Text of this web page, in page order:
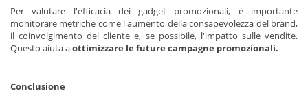
Per valutare l'efficacia dei gadget promozionali, è importante
monitorare metriche come l'aumento della consapevolezza del brand,
il coinvolgimento del cliente e, se possibile, l'impatto sulle vendite.
Questo aiuta aottimizzare le future campagne promozionali.
Conclusione